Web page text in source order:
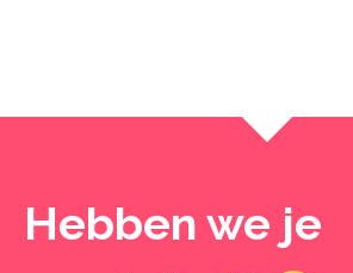
Hebben we je